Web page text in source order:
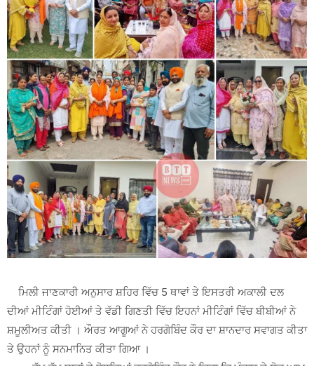
ਮਿਲੀ ਜਾਣਕਾਰੀ ਅਨੁਸਾਰ ਸ਼ਹਿਰ ਵਿੱਚ 5 ਥਾਵਾਂ ਤੇ ਇਸਤਰੀ ਅਕਾਲੀ ਦਲ
ਦੀਆਂ ਮੀਟਿੰਗਾਂ ਹੋਈਆਂ ਤੇ ਵੱਡੀ ਗਿਣਤੀ ਵਿੱਚ ਇਹਨਾਂ ਮੀਟਿੰਗਾਂ ਵਿੱਚ ਬੀਬੀਆਂ ਨੇ
ਸ਼ਮੂਲੀਅਤ ਕੀਤੀ । ਔਰਤ ਆਗੂਆਂ ਨੇ ਹਰਗੋਬਿੰਦ ਕੌਰ ਦਾ ਸ਼ਾਨਦਾਰ ਸਵਾਗਤ ਕੀਤਾ
ਤੇ ਉਹਨਾਂ ਨੂੰ ਸਨਮਾਨਿਤ ਕੀਤਾ ਗਿਆ ।